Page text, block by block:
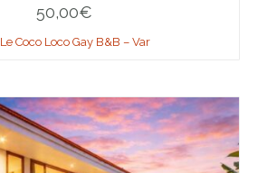
50,00€
Le Coco Loco Gay B&B – Var